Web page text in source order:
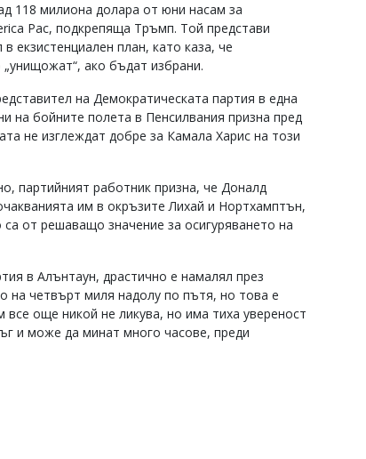
118 милиона долара от юни насам за
Pac, подкрепяща Тръмп. Той представи
екзистенциален план, като каза, че
ако бъдат избрани.
на Демократическата партия в една
на бойните полета в Пенсилвания призна пред
не изглеждат добре за Камала Харис на този
партийният работник призна, че Доналд
им в окръзите Лихай и Нортхамптън,
от решаващо значение за осигуряването на
в Алънтаун, драстично е намалял през
на четвърт миля надолу по пътя, но това е
още никой не ликува, но има тиха увереност
и може да минат много часове, преди